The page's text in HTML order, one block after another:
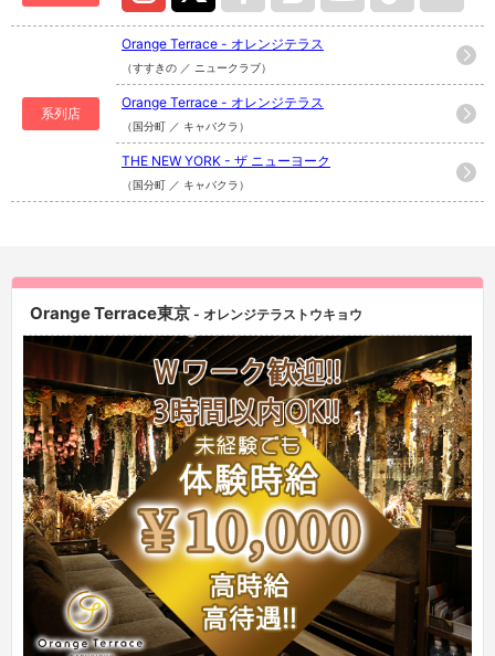
系列店
Orange Terrace - オレンジテラス
（すすきの ／ ニュークラブ）
Orange Terrace - オレンジテラス
（国分町 ／ キャバクラ）
THE NEW YORK - ザ ニューヨーク
（国分町 ／ キャバクラ）
Orange Terrace東京 - オレンジテラストウキョウ